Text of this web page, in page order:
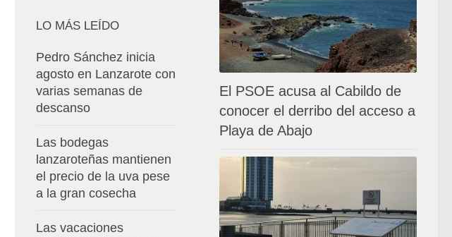
El PSOE acusa al Cabildo de
conocer el derribo del acceso a
Playa de Abajo
LO MÁS LEÍDO
Pedro Sánchez inicia
agosto en Lanzarote con
varias semanas de
descanso
Las bodegas
lanzaroteñas mantienen
el precio de la uva pese
a la gran cosecha
Las vacaciones